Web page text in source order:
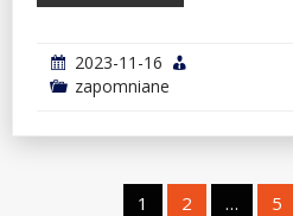
2023-11-16
zapomniane
Stronicowanie
1 2 … 5